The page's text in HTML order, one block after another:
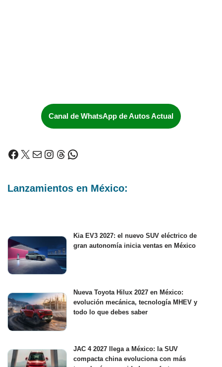
Canal de WhatsApp de Autos Actual
Lanzamientos en México:
Kia EV3 2027: el nuevo SUV eléctrico de
gran autonomía inicia ventas en México
Nueva Toyota Hilux 2027 en México:
evolución mecánica, tecnología MHEV y
todo lo que debes saber
JAC 4 2027 llega a México: la SUV
compacta china evoluciona con más